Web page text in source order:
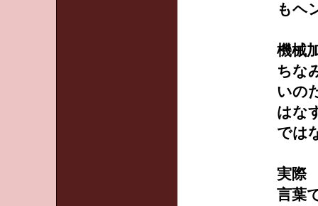
もヘ
機械
ちな
いの
はな
では
実際
言葉